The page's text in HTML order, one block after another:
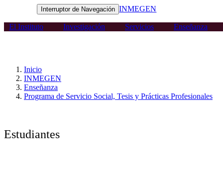
Interruptor de Navegación INMEGEN
El Instituto Investigación Servicios Enseñanza
Inicio
INMEGEN
Enseñanza
Programa de Servicio Social, Tesis y Prácticas Profesionales
Estudiantes